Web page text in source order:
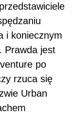
i koniecznym
Prawda jest
po
rzuca się
Urban